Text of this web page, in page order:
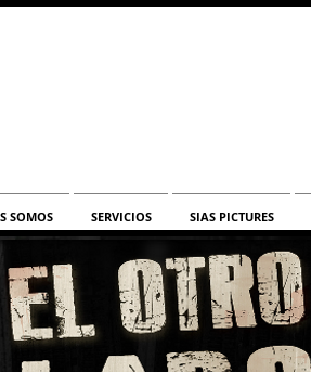
SOMOS SERVICIOS SIAS PICTURES